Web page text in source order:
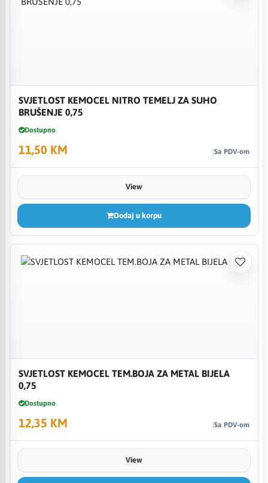
SVJETLOST KEMOCEL NITRO TEMELJ ZA SUHO
BRUŠENJE 0,75
Dostupno
11,50 KM Sa PDV-om
View
Dodaj u korpu
SVJETLOST KEMOCEL TEM.BOJA ZA METAL BIJELA
0,75
Dostupno
12,35 KM Sa PDV-om
View